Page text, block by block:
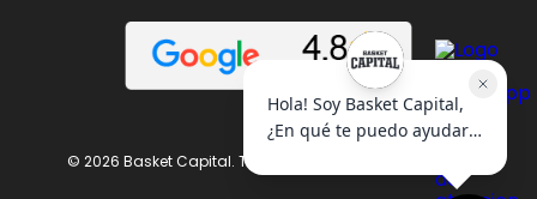
© 2026 Basket Capital. Todos los derechos reservados